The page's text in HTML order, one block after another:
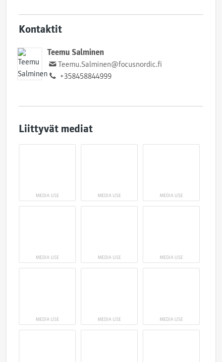
Kontaktit
Teemu Salminen
Teemu.Salminen@focusnordic.fi
+358458844999
Liittyvät mediat
MEDIA USE MEDIA USE MEDIA USE
MEDIA USE MEDIA USE MEDIA USE
MEDIA USE MEDIA USE MEDIA USE